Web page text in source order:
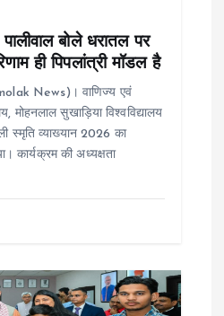
बोले धरातल पर
ही पिपलांत्री मॉडल है
News)। वाणिज्य एवं
मोहनलाल सुखाड़िया विश्वविद्यालय
स्मृति व्याख्यान 2026 का
कार्यक्रम की अध्यक्षता